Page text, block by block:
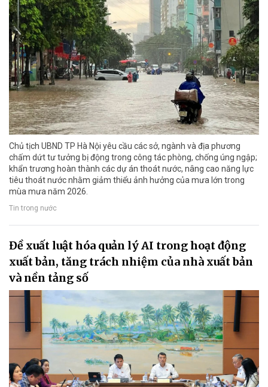
Chủ tịch UBND TP Hà Nội yêu cầu các sở, ngành và địa phương
chấm dứt tư tưởng bị động trong công tác phòng, chống úng ngập;
khẩn trương hoàn thành các dự án thoát nước, nâng cao năng lực
tiêu thoát nước nhằm giảm thiểu ảnh hưởng của mưa lớn trong
mùa mưa năm 2026.
Tin trong nước
Đề xuất luật hóa quản lý AI trong hoạt động
xuất bản, tăng trách nhiệm của nhà xuất bản
và nền tảng số